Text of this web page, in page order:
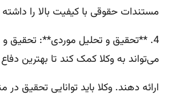
مستندات حقوقی با کیفیت بالا را
4. **تحقیق و تحلیل موردی**: تحقیق
می‌تواند به وکلا کمک کند تا بهترین
ارائه دهند. وکلا باید توانایی تحقیق